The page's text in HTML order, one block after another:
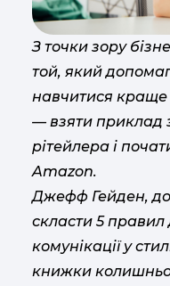
З точки зору
той, який
навчитися краще
— взяти приклад
рітейлера і
Amazon.
Джефф Гейден,
скласти 5 правил
комунікації у
книжки